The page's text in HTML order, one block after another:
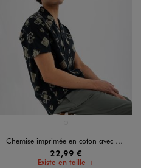
Chemise imprimée en coton avec col cubain homme
22,99 €
Existe en taille +